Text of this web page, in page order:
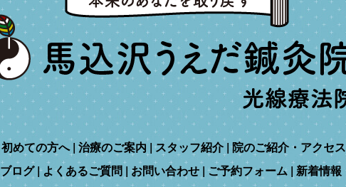
初めての方へ 治療のご案内 スタッフ紹介 院のご紹介・アクセス
ブログ
よくあるご質問 お問い合わせ ご予約フォーム 新着情報